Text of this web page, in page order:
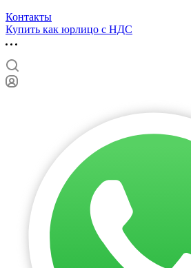
Контакты
Купить как юрлицо с НДС